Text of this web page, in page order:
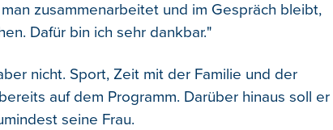
zusammenarbeitet und im Gespräch bleibt,
Dafür bin ich sehr dankbar."
nicht. Sport, Zeit mit der Familie und der
auf dem Programm. Darüber hinaus soll er
seine Frau.